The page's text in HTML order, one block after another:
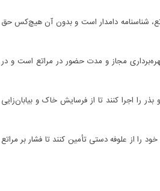
شناسنامه دامدار است و بدون آن هیچ‌کس حق
مجاز و مدت حضور در مراتع است و در
را اجرا کنند تا از فرسایش خاک و بیابان‌زایی
تغذیه دام خود را از علوفه دستی تأمین کنند تا فشار بر مراتع